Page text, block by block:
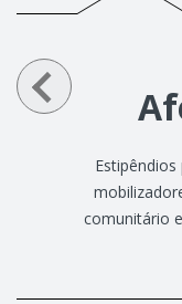
comunitário